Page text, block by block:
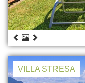
VILLA STRESA